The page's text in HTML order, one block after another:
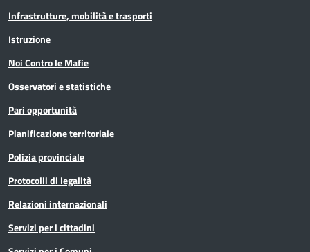
Infrastrutture, mobilità e trasporti
Istruzione
Noi Contro le Mafie
Osservatori e statistiche
Pari opportunità
Pianificazione territoriale
Polizia provinciale
Protocolli di legalità
Relazioni internazionali
Servizi per i cittadini